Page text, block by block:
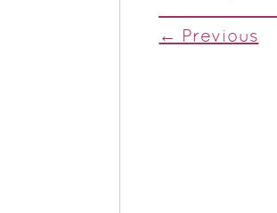
← Previous